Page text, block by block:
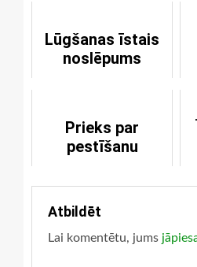
Lūgšanas īstais
noslēpums
Prieks par
pestīšanu
Atbildēt
Lai komentētu, jums